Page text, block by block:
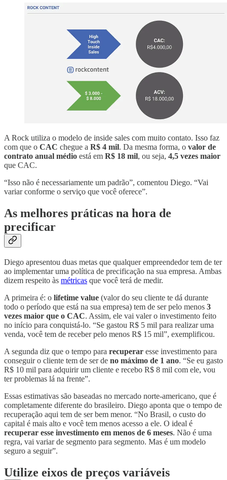
A Rock utiliza o modelo de inside sales com muito contato. Isso faz
com que o CAC chegue a R$ 4 mil. Da mesma forma, o valor de
contrato anual médio está em R$ 18 mil, ou seja, 4,5 vezes maior
que CAC.
“Isso não é necessariamente um padrão”, comentou Diego. “Vai
variar conforme o serviço que você oferece”.
As melhores práticas na hora de
precificar
Diego apresentou duas metas que qualquer empreendedor tem de ter
ao implementar uma política de precificação na sua empresa. Ambas
dizem respeito às métricas que você terá de medir.
A primeira é: o lifetime value (valor do seu cliente te dá durante
todo o período que está na sua empresa) tem de ser pelo menos 3
vezes maior que o CAC. Assim, ele vai valer o investimento feito
no início para conquistá-lo. “Se gastou R$ 5 mil para realizar uma
venda, você tem de receber pelo menos R$ 15 mil”, exemplificou.
A segunda diz que o tempo para recuperar esse investimento para
conseguir o cliente tem de ser de no máximo de 1 ano. “Se eu gasto
R$ 10 mil para adquirir um cliente e recebo R$ 8 mil com ele, vou
ter problemas lá na frente”.
Essas estimativas são baseadas no mercado norte-americano, que é
completamente diferente do brasileiro. Diego aponta que o tempo de
recuperação aqui tem de ser bem menor. “No Brasil, o custo do
capital é mais alto e você tem menos acesso a ele. O ideal é
recuperar esse investimento em menos de 6 meses. Não é uma
regra, vai variar de segmento para segmento. Mas é um modelo
seguro a seguir”.
Utilize eixos de preços variáveis